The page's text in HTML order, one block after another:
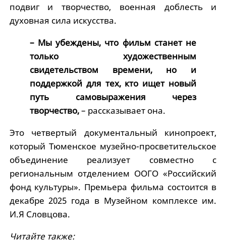
подвиг и творчество, военная доблесть и
духовная сила искусства.
– Мы убеждены, что фильм станет не
только художественным
свидетельством времени, но и
поддержкой для тех, кто ищет новый
путь самовыражения через
творчество,– рассказывает она.
Это четвертый документальный кинопроект,
который Тюменское музейно-просветительское
объединение реализует совместно с
региональным отделением ООГО «Российский
фонд культуры». Премьера фильма состоится в
декабре 2025 года в Музейном комплексе им.
И.Я Словцова.
Читайте также: